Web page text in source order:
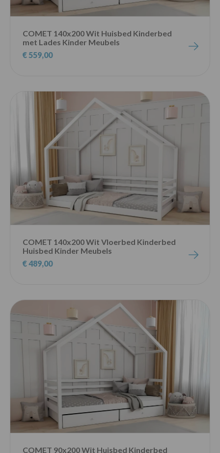
COMET 140x200 Wit Huisbed Kinderbed
met Lades Kinder Meubels
€ 559,00
COMET 140x200 Wit Vloerbed Kinderbed
Huisbed Kinder Meubels
€ 489,00
COMET 90x200 Wit Huisbed Kinderbed